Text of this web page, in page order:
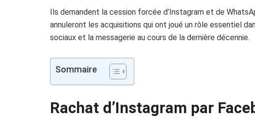
Ils demandent la cession forcée d’Instagram et de
annuleront les acquisitions qui ont joué un rôle essentiel
sociaux et la messagerie au cours de la dernière décennie.
Sommaire
Rachat d’Instagram par